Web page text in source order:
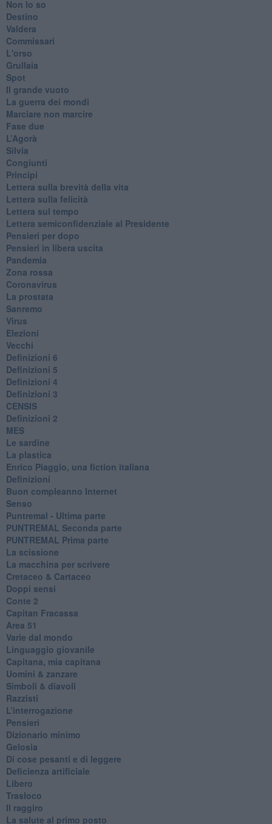
Non lo so
Destino
Valdera
Commissari
L'orso
Grullaia
Spot
​Il grande vuoto
​La guerra dei mondi
Marciare non marcire
Fase due
L’Agorà
Silvia
Congiunti
Principi
​Lettera sulla brevità della vita
​Lettera sulla felicità
​Lettera sul tempo
Lettera semiconfidenziale al Presidente
Pensieri per dopo
​Pensieri in libera uscita
Pandemia
Zona rossa
Coronavirus
La prostata
Sanremo
Virus
Elezioni
Vecchi
Definizioni 6
Definizioni 5
Definizioni 4
Definizioni 3
CENSIS
​Definizioni 2
MES
Le sardine
La plastica
​Enrico Piaggio, una fiction italiana
Definizioni
​Buon compleanno Internet
Senso
Puntremal - Ultima parte
PUNTREMAL Seconda parte
​PUNTREMAL Prima parte
La scissione
La macchina per scrivere
Cretaceo & Cartaceo
Doppi sensi
​Conte 2
​Capitan Fracassa
​Area 51
Varie dal mondo
​Linguaggio giovanile
​Capitana, mia capitana
Uomini & zanzare
​Simboli & diavoli
Razzisti
​L’interrogazione
Pensieri
​Dizionario minimo
Gelosia
Di cose pesanti e di leggere
​Deficienza artificiale
Libero
Trasloco
Il raggiro
​La salute al primo posto